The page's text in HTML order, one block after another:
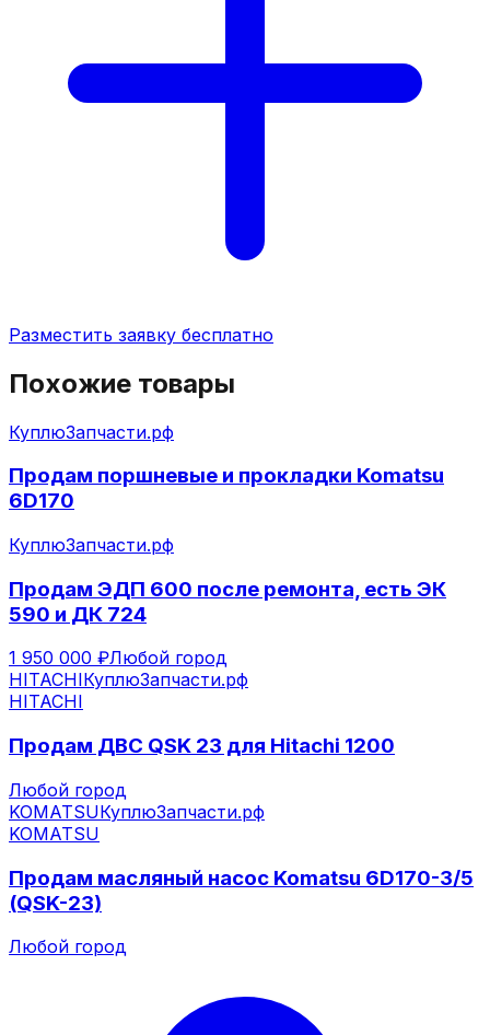
Разместить заявку бесплатно
Похожие товары
КуплюЗапчасти.рф
Продам поршневые и прокладки Komatsu
6D170
КуплюЗапчасти.рф
Продам ЭДП 600 после ремонта, есть ЭК
590 и ДК 724
1 950 000 ₽Любой город
HITACHIКуплюЗапчасти.рф
HITACHI
Продам ДВС QSK 23 для Hitachi 1200
Любой город
KOMATSUКуплюЗапчасти.рф
KOMATSU
Продам масляный насос Komatsu 6D170-3/5
(QSK-23)
Любой город